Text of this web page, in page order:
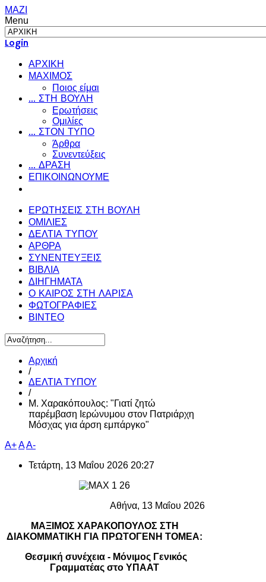
ΜΑΖΙ
Menu
Login
ΑΡΧΙΚΗ
ΜΑΧΙΜΟΣ
Ποιος είμαι
... ΣΤΗ ΒΟΥΛΗ
Ερωτήσεις
Ομιλίες
... ΣΤΟΝ ΤΥΠΟ
Άρθρα
Συνεντεύξεις
... ΔΡΑΣΗ
ΕΠΙΚΟΙΝΩΝΟΥΜΕ
ΕΡΩΤΗΣΕΙΣ ΣΤΗ ΒΟΥΛΗ
ΟΜΙΛΙΕΣ
ΔΕΛΤΙΑ ΤΥΠΟΥ
ΑΡΘΡΑ
ΣΥΝΕΝΤΕΥΞΕΙΣ
ΒΙΒΛΙΑ
ΔΙΗΓΗΜΑΤΑ
Ο ΚΑΙΡΟΣ ΣΤΗ ΛΑΡΙΣΑ
ΦΩΤΟΓΡΑΦΙΕΣ
ΒΙΝΤΕΟ
Αρχική
/
ΔΕΛΤΙΑ ΤΥΠΟΥ
/
Μ. Χαρακόπουλος: "Γιατί ζητώ
παρέμβαση Ιερώνυμου στον Πατριάρχη
Μόσχας για άρση εμπάργκο"
A+AA-
Τετάρτη, 13 Μαΐου 2026 20:27
Αθήνα, 13 Μαΐου 2026
ΜΑΞΙΜΟΣ ΧΑΡΑΚΟΠΟΥΛΟΣ ΣΤΗ
ΔΙΑΚΟΜΜΑΤΙΚΗ ΓΙΑ ΠΡΩΤΟΓΕΝΗ ΤΟΜΕΑ:
Θεσμική συνέχεια - Μόνιμος Γενικός
Γραμματέας στο ΥΠΑΑΤ